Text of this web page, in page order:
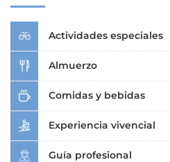
Actividades especiales
Almuerzo
Comidas y bebidas
Experiencia vivencial
Guía profesional